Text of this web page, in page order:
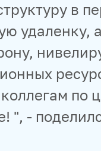
в
удаленку,
по
", -